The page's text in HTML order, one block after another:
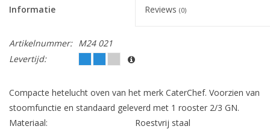
Informatie Reviews (0)
Artikelnummer: M24 021
Levertijd:
Compacte hetelucht oven van het merk CaterChef. Voorzien van
stoomfunctie en standaard geleverd met 1 rooster 2/3 GN.
Materiaal:
Roestvrij staal